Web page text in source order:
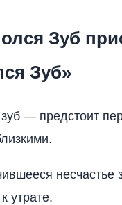
Зуб
Зуб»
— предстоит
несчастье
утрате.